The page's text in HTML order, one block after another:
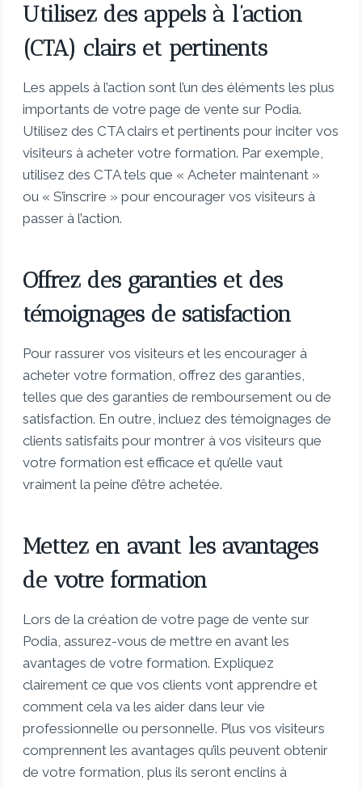
Utilisez des appels à l’action
(CTA) clairs et pertinents
Les appels à l’action sont l’un des éléments les plus
importants de votre page de vente sur Podia.
Utilisez des CTA clairs et pertinents pour inciter vos
visiteurs à acheter votre formation. Par exemple,
utilisez des CTA tels que « Acheter maintenant »
ou « S’inscrire » pour encourager vos visiteurs à
passer à l’action.
Offrez des garanties et des
témoignages de satisfaction
Pour rassurer vos visiteurs et les encourager à
acheter votre formation, offrez des garanties,
telles que des garanties de remboursement ou de
satisfaction. En outre, incluez des témoignages de
clients satisfaits pour montrer à vos visiteurs que
votre formation est efficace et qu’elle vaut
vraiment la peine d’être achetée.
Mettez en avant les avantages
de votre formation
Lors de la création de votre page de vente sur
Podia, assurez-vous de mettre en avant les
avantages de votre formation. Expliquez
clairement ce que vos clients vont apprendre et
comment cela va les aider dans leur vie
professionnelle ou personnelle. Plus vos visiteurs
comprennent les avantages qu’ils peuvent obtenir
de votre formation, plus ils seront enclins à